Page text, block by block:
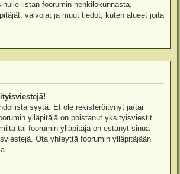
listan foorumin henkilökunnasta,
valvojat ja muut tiedot, kuten alueet joita
syytä. Et ole rekisteröitynyt ja/tai
ylläpitäjä on poistanut yksityisviestit
tai foorumin ylläpitäjä on estänyt sinua
Ota yhteyttä foorumin ylläpitäjään